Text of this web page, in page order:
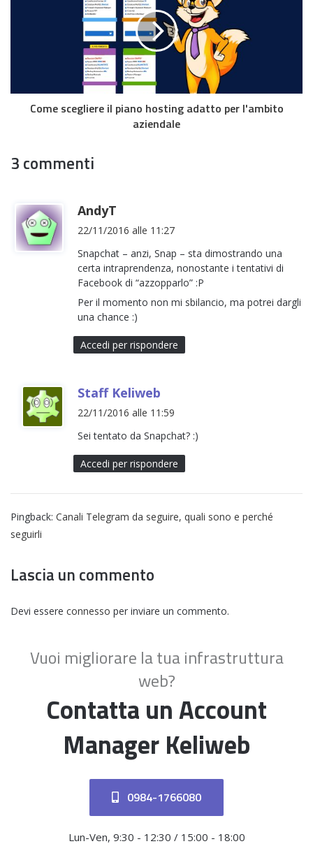
Come scegliere il piano hosting adatto per l'ambito
aziendale
3 commenti
AndyT
a
e
t
o
22/11/2016 alle 11:27
Snapchat – anzi, Snap – sta dimostrando una
certa intraprendenza, nonostante i tentativi di
Facebook di “azzopparlo” :P
Per il momento non mi sbilancio, ma potrei dargli
una chance :)
Accedi per rispondere
Staff Keliweb
a
e
t
o
:
22/11/2016 alle 11:59
Sei tentato da Snapchat? :)
Accedi per rispondere
Pingback: Canali Telegram da seguire, quali sono e perché
seguirli
Lascia un commento
Devi essere connesso per inviare un commento.
Vuoi migliorare la tua infrastruttura
web?
Contatta un Account
Manager Keliweb
0984-1766080
Lun-Ven, 9:30 - 12:30 / 15:00 - 18:00